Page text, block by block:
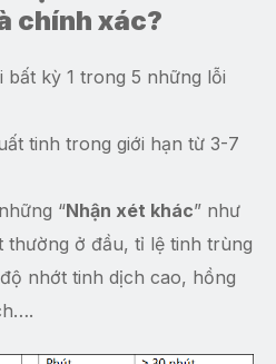
chính xác?
bất kỳ 1 trong 5 những lỗi
tinh trong giới hạn từ 3-7
“Nhận xét khác” như
thường ở đầu, tỉ lệ tinh trùng
nhớt tinh dịch cao, hồng